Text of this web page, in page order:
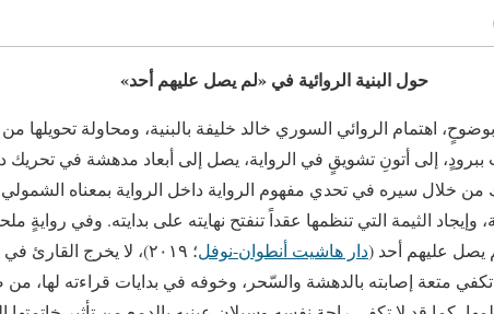
حول البنية الروائية في «لم يصل عليهم أحد»
اهتمام الروائي السوري خالد خليفة بالبنية، ومحاولة تحويلها
إلى أتونِ تشويقٍ في الرواية، يصل إلى أبعاد مدهشة في تحريك
من خلال سيره في تحدي مفهوم الرواية داخل الرواية بمعناه
الثيمة التي تنظمها عقداً تنفتح نهايته على بدايته. وفي روايةٍ
يصل عليهم أحد (دار هاشيت أنطوان-نوفل
؛ ٢٠١٩)، لا يخرج
تكفي متعة إصابته بالدهشة والسّحر، وخوفه في بدايات قراءته لها،